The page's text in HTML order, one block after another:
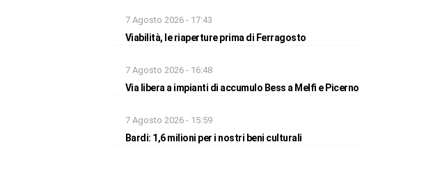
7 Agosto 2026 - 17:43
Viabilità, le riaperture prima di Ferragosto
7 Agosto 2026 - 16:48
Via libera a impianti di accumulo Bess a Melfi e Picerno
7 Agosto 2026 - 15:59
Bardi: 1,6 milioni per i nostri beni culturali